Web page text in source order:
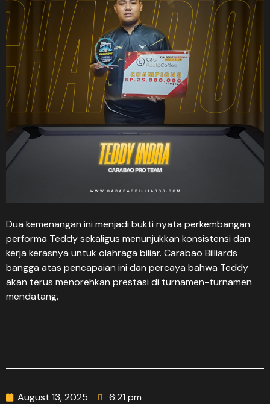
Dua kemenangan ini menjadi bukti nyata perkembangan
performa Teddy sekaligus menunjukkan konsistensi dan
kerja kerasnya untuk olahraga biliar. Carabao Billiards
bangga atas pencapaian ini dan percaya bahwa Teddy
akan terus menorehkan prestasi di turnamen-turnamen
mendatang.
August 13, 2025 6:21 pm